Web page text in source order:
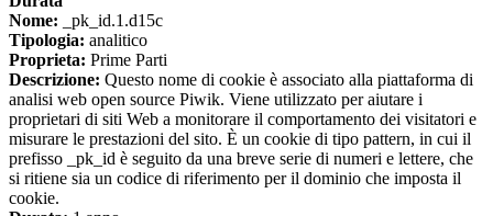
Nome: _pk_id.1.d15c
Tipologia: analitico
Proprieta: Prime Parti
Descrizione: Questo nome di cookie è associato alla piattaforma di
analisi web open source Piwik. Viene utilizzato per aiutare i
proprietari di siti Web a monitorare il comportamento dei visitatori e
misurare le prestazioni del sito. È un cookie di tipo pattern, in cui il
prefisso _pk_id è seguito da una breve serie di numeri e lettere, che
si ritiene sia un codice di riferimento per il dominio che imposta il
cookie.